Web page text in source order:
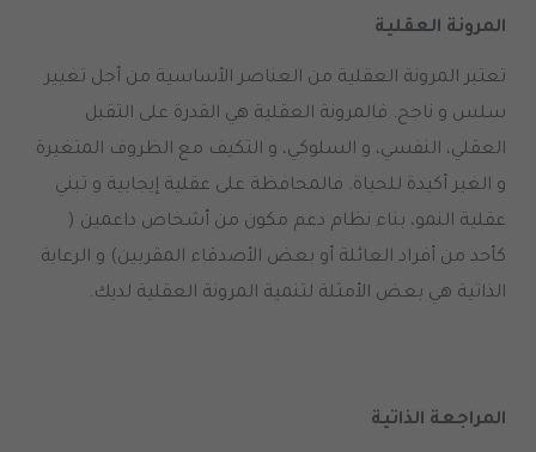
المرونة العقلية
تعتبر المرونة العقلية من العناصر الأساسية من أجل تغيير
سلس و ناجح. فالمرونة العقلية هي القدرة على التقبل
العقلي، النفسي، و السلوكي، و التكيف مع الظروف المتغيرة
و الغير أكيدة للحياة. فالمحافظة على عقلية إيجابية و تبني
عقلية النمو، بناء نظام دعم مكون من أشخاص داعمين (
كأحد من أفراد العائلة أو بعض الأصدقاء المقربين) و الرعاية
الذاتية هي بعض الأمثلة لتنمية المرونة العقلية لديك.
المراجعة الذاتية